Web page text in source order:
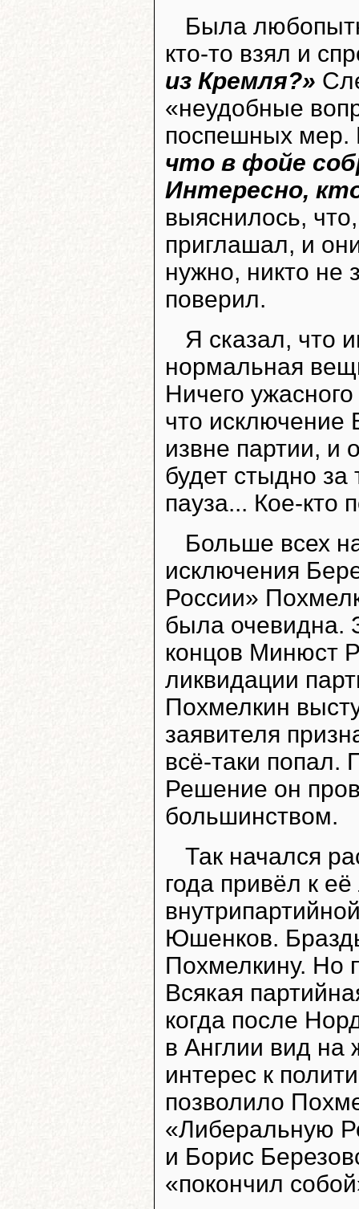
Была
кто-то взял и
из Кремля?»
«неудобные
поспешных мер.
что в фойе
Интересно,
выяснилось,
приглашал, и
нужно, никто не
поверил.
Я сказал, что
нормальная
Ничего
что исключение
извне партии, и
будет стыдно
пауза... Кое-кто
Больше всех
исключения
России»
была очевидна.
концов Минюст
ликвидации
Похмелкин
заявителя
всё-таки попал.
Решение он
большинством.
Так начался
года привёл к
Юшенков.
Похмелкину. Но
Всякая
когда после
в Англии вид на
интерес к
позволило
«Либеральную
и Борис
«покончил